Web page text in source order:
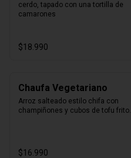
cerdo, tapado con una tortilla de
camarones
$18.990
Chaufa Vegetariano
Arroz salteado estilo chifa con
champiñones y cubos de tofu frito.
$16.990